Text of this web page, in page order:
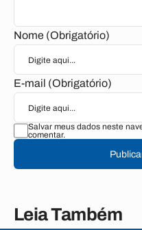
Nome (Obrigatório)
E-mail (Obrigatório)
Salvar meus dados neste
comentar.
Leia Também